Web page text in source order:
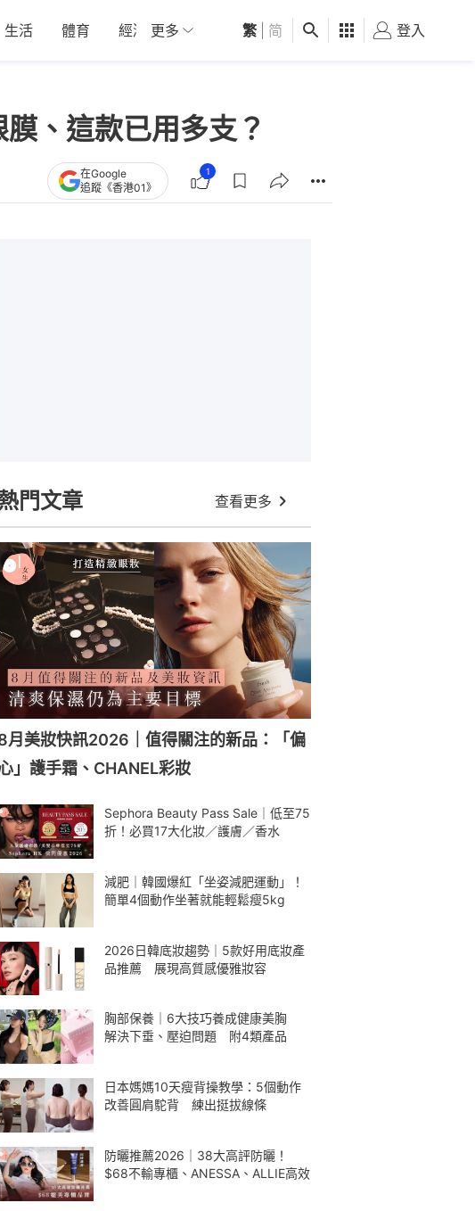
生活 體育 經濟 01深圳 觀點 健康 好食玩飛
更多 繁 简 登入
、這款已用多支？
在Google
追蹤《香港01》
1
門文章 查看更多
月美妝快訊2026｜值得關注的新品：「偏
」護手霜、CHANEL彩妝
Sephora Beauty Pass Sale｜低至75
折！必買17大化妝／護膚／香水
減肥｜韓國爆紅「坐姿減肥運動」！
簡單4個動作坐著就能輕鬆瘦5kg
2026日韓底妝趨勢｜5款好用底妝產
品推薦 展現高質感優雅妝容
胸部保養｜6大技巧養成健康美胸
解決下垂、壓迫問題 附4類產品
日本媽媽10天瘦背操教學：5個動作
改善圓肩駝背 練出挺拔線條
防曬推薦2026｜38大高評防曬！
$68不輸專櫃、ANESSA、ALLIE高效